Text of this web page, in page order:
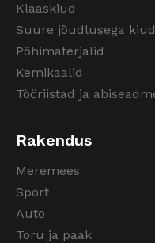
Klaaskiud
Suure jõudlusega kiud
Põhimaterjalid
Kemikaalid
Tööriistad ja
Rakendus
Meremees
Sport
Auto
Toru ja paak